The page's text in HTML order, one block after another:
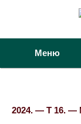
Меню
2024. — Т 16.